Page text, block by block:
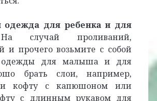
для ребенка и для
На случай проливаний,
и прочего возьмите с собой
одежды для малыша и для
брать слои, например,
и кофту с капюшоном или
с длинным рукавом для